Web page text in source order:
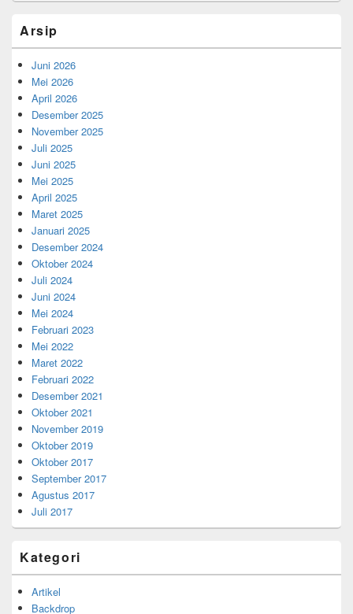
Arsip
Juni 2026
Mei 2026
April 2026
Desember 2025
November 2025
Juli 2025
Juni 2025
Mei 2025
April 2025
Maret 2025
Januari 2025
Desember 2024
Oktober 2024
Juli 2024
Juni 2024
Mei 2024
Februari 2023
Mei 2022
Maret 2022
Februari 2022
Desember 2021
Oktober 2021
November 2019
Oktober 2019
Oktober 2017
September 2017
Agustus 2017
Juli 2017
Kategori
Artikel
Backdrop